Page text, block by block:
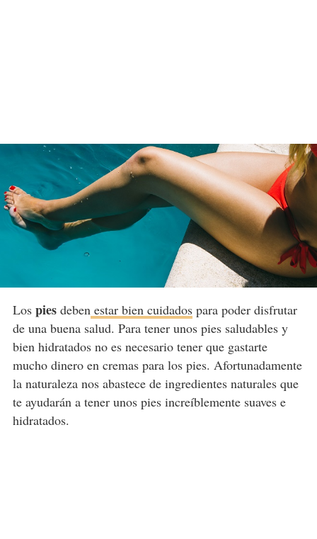
Lospiesdebenestar bien cuidadospara poder disfrutar
de una buena salud. Para tener unos pies saludables y
bien hidratados no es necesario tener que gastarte
mucho dinero en cremas para los pies. Afortunadamente
la naturaleza nos abastece de ingredientes naturales que
te ayudarán a tener unos pies increíblemente suaves e
hidratados.